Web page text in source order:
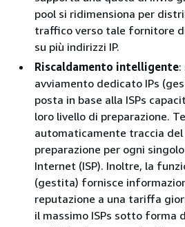
pool si ridimensiona per
traffico verso tale fornitore
su più indirizzi IP.
Riscaldamento intelligente:
avviamento dedicato IPs
posta in base alla ISPs
loro livello di preparazione.
automaticamente traccia del
preparazione per ogni
Internet (ISP). Inoltre, la
(gestita) fornisce
reputazione a una tariffa
il massimo ISPs sotto forma